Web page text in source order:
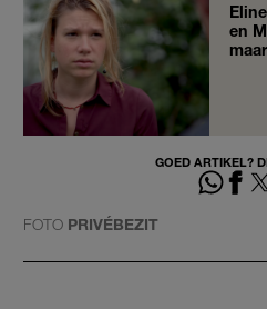
en
GOED ARTIKEL?
FOTO PRIVÉBEZIT